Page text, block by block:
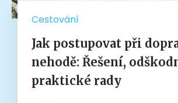
Cestování
Jak postupovat při
nehodě: Řešení,
praktické rady